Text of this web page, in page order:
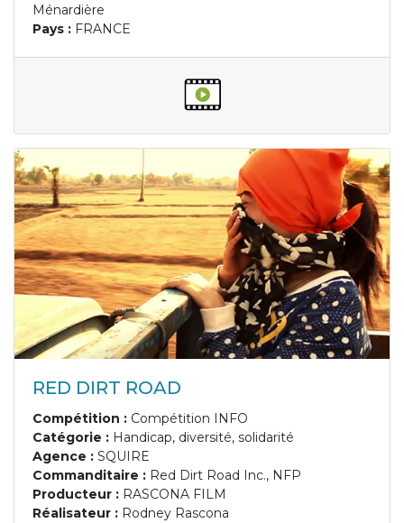
Ménardière
Pays : FRANCE
RED DIRT ROAD
Compétition : Compétition INFO
Catégorie : Handicap, diversité, solidarité
Agence : SQUIRE
Commanditaire : Red Dirt Road Inc., NFP
Producteur : RASCONA FILM
Réalisateur : Rodney Rascona